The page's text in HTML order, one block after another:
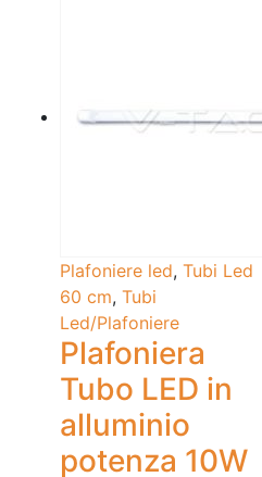
Plafoniere led, Tubi Led
60 cm, Tubi
Led/Plafoniere
Plafoniera
Tubo LED in
alluminio
potenza 10W